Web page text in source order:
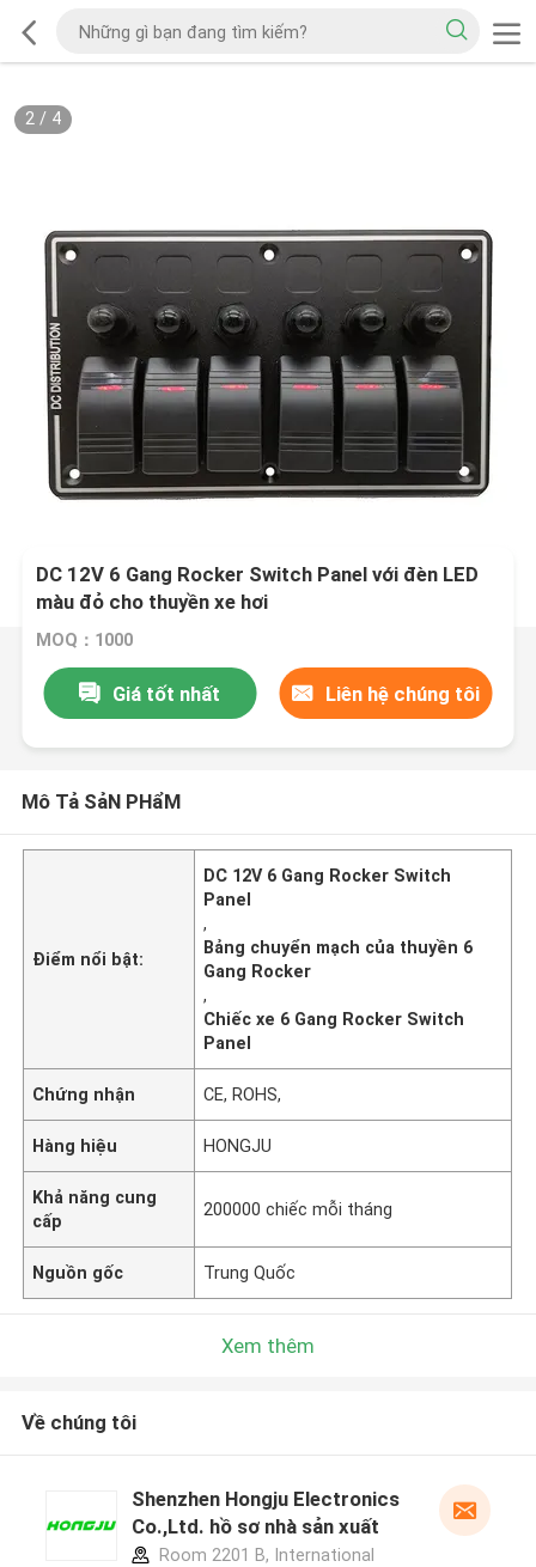
2/ 4
DC 12V 6 Gang Rocker Switch Panel với đèn LED
màu đỏ cho thuyền xe hơi
MOQ：1000
Giá tốt nhất Liên hệ chúng tôi
Mô Tả SảN PHẩM
Điểm nổi bật:
DC 12V 6 Gang Rocker Switch
Panel
,
Bảng chuyển mạch của thuyền 6
Gang Rocker
,
Chiếc xe 6 Gang Rocker Switch
Panel
Chứng nhận CE, ROHS,
Hàng hiệu HONGJU
Khả năng cung
cấp
200000 chiếc mỗi tháng
Nguồn gốc Trung Quốc
Xem thêm
Về chúng tôi
Shenzhen Hongju Electronics
Co.,Ltd. hồ sơ nhà sản xuất
Room 2201 B, International